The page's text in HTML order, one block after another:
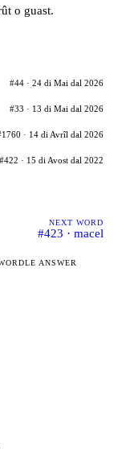
o guast.
#44 · 24 di Mai dal 2026
#33 · 13 di Mai dal 2026
· 14 di Avrîl dal 2026
#422 · 15 di Avost dal 2022
NEXT WORD
#423 · macel
ANSWER